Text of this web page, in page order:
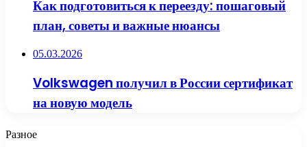
Как подготовиться к переезду: пошаговый
план, советы и важные нюансы
05.03.2026
Volkswagen получил в России сертификат
на новую модель
Разное